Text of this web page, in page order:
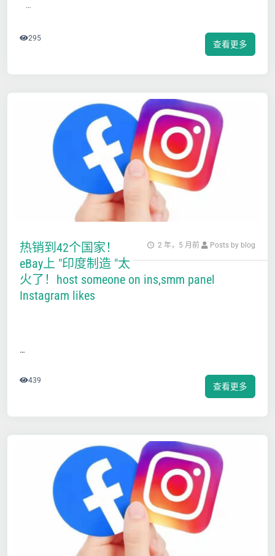
…
查看更多
295
2 年，5 月前 Posts by blog
热销到42个国家！
eBay上 "印度制造 "太
火了！host someone on ins,smm panel
Instagram likes
…
查看更多
439